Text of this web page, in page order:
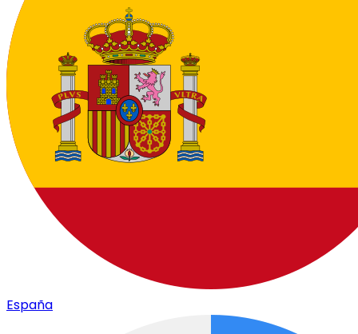
España